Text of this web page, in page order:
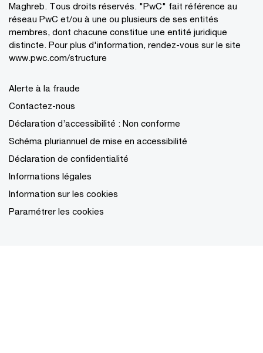
Maghreb. Tous droits réservés. "PwC" fait référence au
réseau PwC et/ou à une ou plusieurs de ses entités
membres, dont chacune constitue une entité juridique
distincte. Pour plus d'information, rendez-vous sur le site
www.pwc.com/structure
Alerte à la fraude
Contactez-nous
Déclaration d’accessibilité : Non conforme
Schéma pluriannuel de mise en accessibilité
Déclaration de confidentialité
Informations légales
Information sur les cookies
Paramétrer les cookies